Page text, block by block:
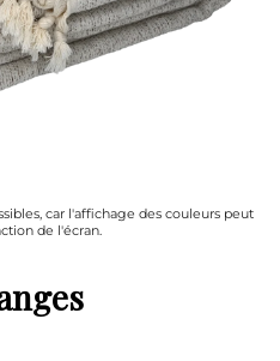
car l'affichage des couleurs peut
de l'écran.